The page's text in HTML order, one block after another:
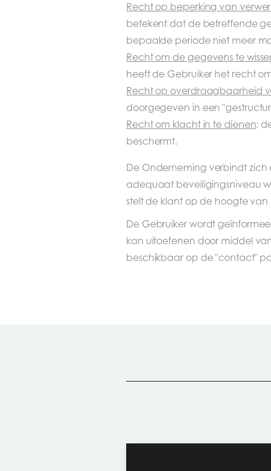
Recht op beperking van
betekent dat de betreffende
bepaalde periode niet meer
Recht om de gegevens te
heeft de Gebruiker het recht
Recht op overdraagbaarheid
doorgegeven in een
Recht om klacht in te dienen:
beschermt.
De Onderneming verbindt
adequaat beveiligingsniveau
stelt de klant op de hoogte
De Gebruiker wordt
kan uitoefenen door middel
beschikbaar op de "contact"